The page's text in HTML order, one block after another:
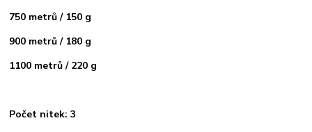
750 metrů / 150 g
900 metrů / 180 g
1100 metrů / 220 g
Počet nitek: 3